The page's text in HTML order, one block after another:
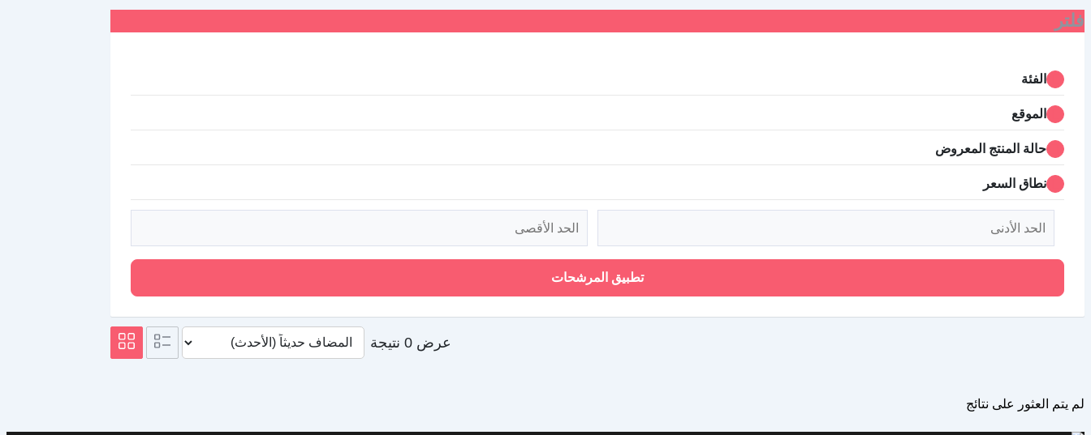
فلتر
الفئة
الموقع
حالة المنتج المعروض
نطاق السعر
تطبيق المرشحات
عرض 0 نتيجة
لم يتم العثور على نتائج